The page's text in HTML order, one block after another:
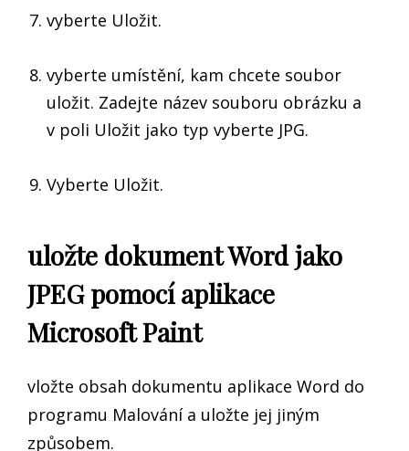
vyberte Uložit.
vyberte umístění, kam chcete soubor
uložit. Zadejte název souboru obrázku a
v poli Uložit jako typ vyberte JPG.
Vyberte Uložit.
uložte dokument Word jako
JPEG pomocí aplikace
Microsoft Paint
vložte obsah dokumentu aplikace Word do
programu Malování a uložte jej jiným
způsobem.